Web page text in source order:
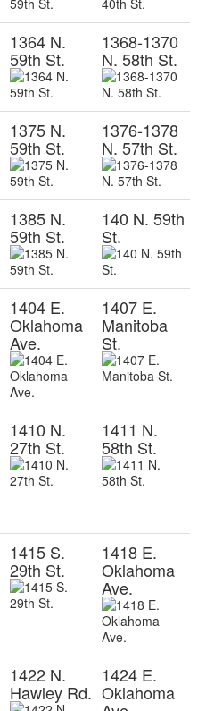
1364 N.
59th St.
1368-1370
N. 58th St.
1375 N.
59th St.
1376-1378
N. 57th St.
1385 N.
59th St.
140 N. 59th
St.
1404 E.
Oklahoma
Ave.
1407 E.
Manitoba
St.
1410 N.
27th St.
1411 N.
58th St.
1415 S.
29th St.
1418 E.
Oklahoma
Ave.
1422 N.
Hawley Rd.
1424 E.
Oklahoma